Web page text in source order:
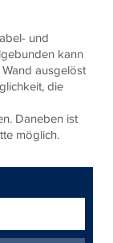
und
kann
ausgelöst
die
Daneben ist
möglich.